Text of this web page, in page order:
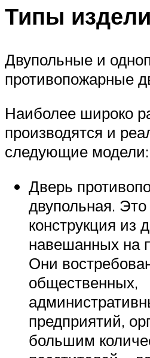
Типы
Двупольные и
противопожарные
Наиболее широко
производятся и
следующие модели:
Дверь
двупольная.
конструкция из
навешанных на
Они
общественных,
предприятий,
большим